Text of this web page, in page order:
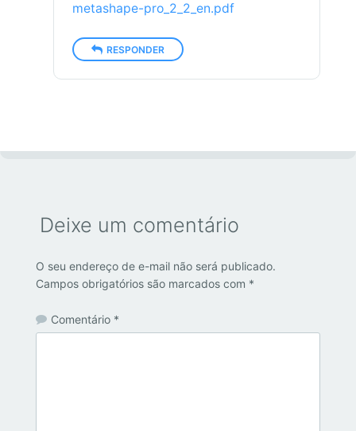
metashape-pro_2_2_en.pdf
RESPONDER
Deixe um comentário
O seu endereço de e-mail não será publicado.
Campos obrigatórios são marcados com *
Comentário *